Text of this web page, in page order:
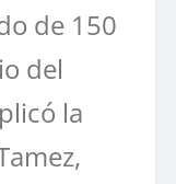
de 150
del
la